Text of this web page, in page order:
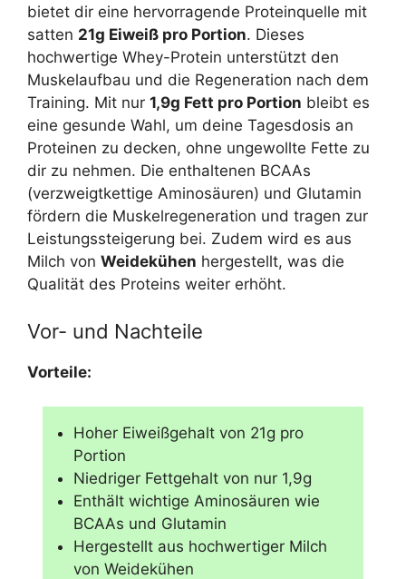
bietet dir eine hervorragende Proteinquelle mit
satten 21g Eiweiß pro Portion. Dieses
hochwertige Whey-Protein unterstützt den
Muskelaufbau und die Regeneration nach dem
Training. Mit nur 1,9g Fett pro Portion bleibt es
eine gesunde Wahl, um deine Tagesdosis an
Proteinen zu decken, ohne ungewollte Fette zu
dir zu nehmen. Die enthaltenen BCAAs
(verzweigtkettige Aminosäuren) und Glutamin
fördern die Muskelregeneration und tragen zur
Leistungssteigerung bei. Zudem wird es aus
Milch von Weidekühen hergestellt, was die
Qualität des Proteins weiter erhöht.
Vor- und Nachteile
Vorteile:
Hoher Eiweißgehalt von 21g pro
Portion
Niedriger Fettgehalt von nur 1,9g
Enthält wichtige Aminosäuren wie
BCAAs und Glutamin
Hergestellt aus hochwertiger Milch
von Weidekühen